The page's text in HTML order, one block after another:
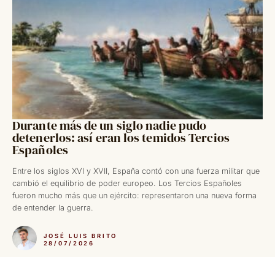
Durante más de un siglo nadie pudo
detenerlos: así eran los temidos Tercios
Españoles
Entre los siglos XVI y XVII, España contó con una fuerza militar que
cambió el equilibrio de poder europeo. Los Tercios Españoles
fueron mucho más que un ejército: representaron una nueva forma
de entender la guerra.
JOSÉ LUIS BRITO
28/07/2026